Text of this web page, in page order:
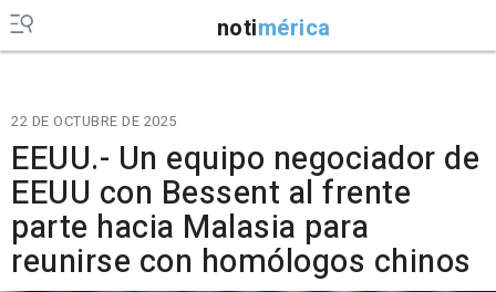
notimérica
22 DE OCTUBRE DE 2025
EEUU.- Un equipo negociador de
EEUU con Bessent al frente
parte hacia Malasia para
reunirse con homólogos chinos